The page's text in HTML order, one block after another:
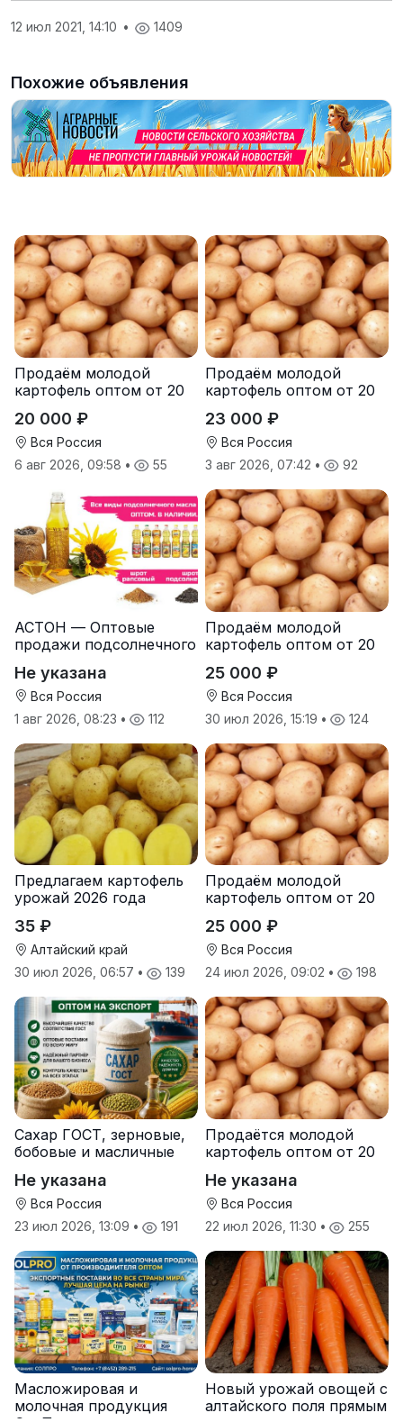
12 июл 2021, 14:10 • 1409
Похожие объявления
Продаём молодой
картофель оптом от 20
20 000 ₽
Вся Россия
6 авг 2026, 09:58 • 55
Продаём молодой
картофель оптом от 20
23 000 ₽
Вся Россия
3 авг 2026, 07:42 • 92
АСТОН — Оптовые
продажи подсолнечного
Экспорт
Не указана
Вся Россия
1 авг 2026, 08:23 • 112
Продаём молодой
картофель оптом от 20
25 000 ₽
Вся Россия
30 июл 2026, 15:19 • 124
Предлагаем картофель
урожай 2026 года
35 ₽
Алтайский край
30 июл 2026, 06:57 • 139
Продаём молодой
картофель оптом от 20
25 000 ₽
Вся Россия
24 июл 2026, 09:02 • 198
Сахар ГОСТ, зерновые,
бобовые и масличные
Не указана
Вся Россия
23 июл 2026, 13:09 • 191
Продаётся молодой
картофель оптом от 20
Не указана
Вся Россия
22 июл 2026, 11:30 • 255
Масложировая и
молочная продукция
Новый урожай овощей с
алтайского поля прямым